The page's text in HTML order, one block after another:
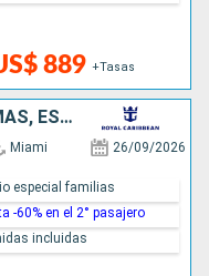
889 +Tasas
MÉXICO, HONDURAS, BAHAMAS, ESTADOS UNIDOS
Miami 26/09/2026
especial familias
-60% en el 2° pasajero
incluidas